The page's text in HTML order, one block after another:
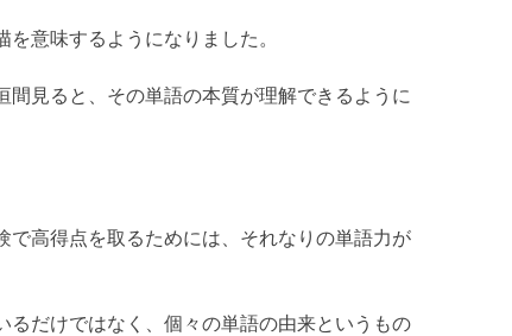
意味するようになりました。
間見ると、その単語の本質が理解できるように
で高得点を取るためには、それなりの単語力が
るだけではなく、個々の単語の由来というもの